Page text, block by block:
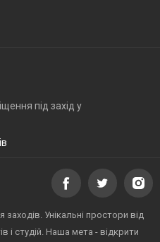
під захід у
Унікальні простори від
і студій. Наша мета - відкрити